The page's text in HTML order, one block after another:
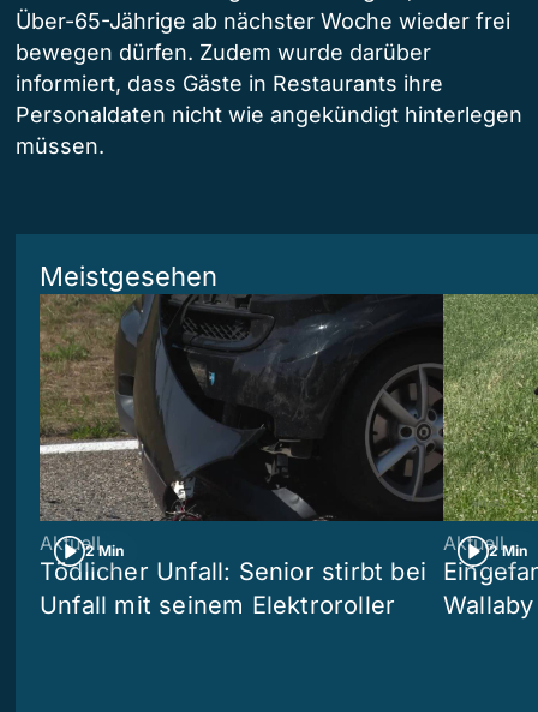
Über-65-Jährige ab nächster Woche wieder frei
bewegen dürfen. Zudem wurde darüber
informiert, dass Gäste in Restaurants ihre
Personaldaten nicht wie angekündigt hinterlegen
müssen.
Meistgesehen
2 Min
Aktuell
Tödlicher Unfall: Senior stirbt bei
Unfall mit seinem Elektroroller
2 Min
Aktuell